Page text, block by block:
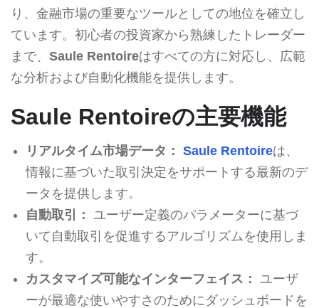
り、金融市場の重要なツールとしての地位を確立し
ています。初心者の投資家から熟練したトレーダー
まで、 Saule Rentoireはすべての方に対応し、広範
な分析および自動化機能を提供します。
Saule Rentoireの主要機能
リアルタイム市場データ： Saule Rentoireは、
情報に基づいた取引決定をサポートする最新のデ
ータを提供します。
自動取引：
ユーザー定義のパラメーターに基づ
いて自動取引を促進するアルゴリズムを使用しま
す。
カスタマイズ可能なインターフェイス：
ユーザ
ーが最適な使いやすさのためにダッシュボードを